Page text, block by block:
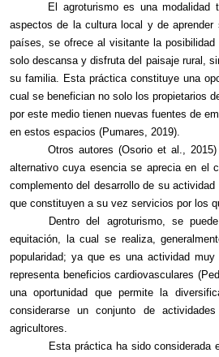
El agroturismo es una
aspectos de la cultura local y de
países, se ofrece al visitante la
solo descansa y disfruta del paisaje rural,
su familia. Esta práctica constituye una
cual se benefician no solo los propietarios
por este medio tienen nuevas fuentes de
en estos espacios (Pumares, 2019).
Otros autores (Osorio et al.,
alternativo cuya esencia se aprecia en el
complemento del desarrollo de su
que constituyen a su vez servicios por los
Dentro del agroturismo, se
equitación, la cual se realiza,
popularidad; ya que es una actividad
representa beneficios cardiovasculares
una oportunidad que permite la
considerarse un conjunto de
agricultores.
Esta práctica ha sido